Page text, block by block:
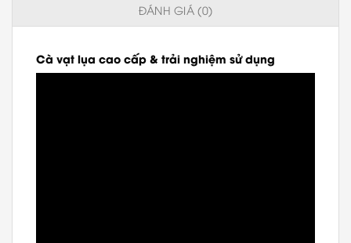
ĐÁNH GIÁ (0)
Cà vạt lụa cao cấp & trải nghiệm sử dụng